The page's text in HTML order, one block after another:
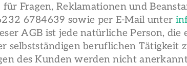
für Fragen, Reklamationen und
6784639 sowie per E-Mail unter
AGB ist jede natürliche Person,
beruflichen Tätigkeit
des Kunden werden nicht